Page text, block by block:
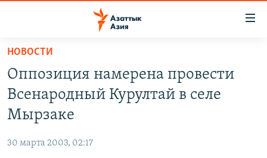
Вернуться
основному
содержанию
Вернутся
главной
навигацииТАДЖИКИСТАН
ВОЙНА В УКРАИНЕ
ҚАЗАҚША
НОВОСТИ
Оппозиция намерена провести
Всенародный Курултай в селе
Мырзаке
30 марта 2003, 02:17